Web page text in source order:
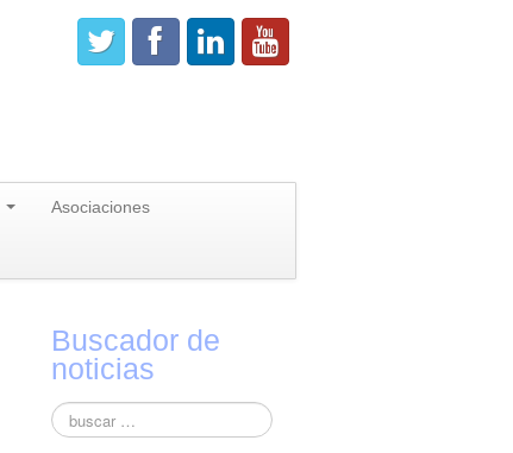
Asociaciones
Buscador de
noticias